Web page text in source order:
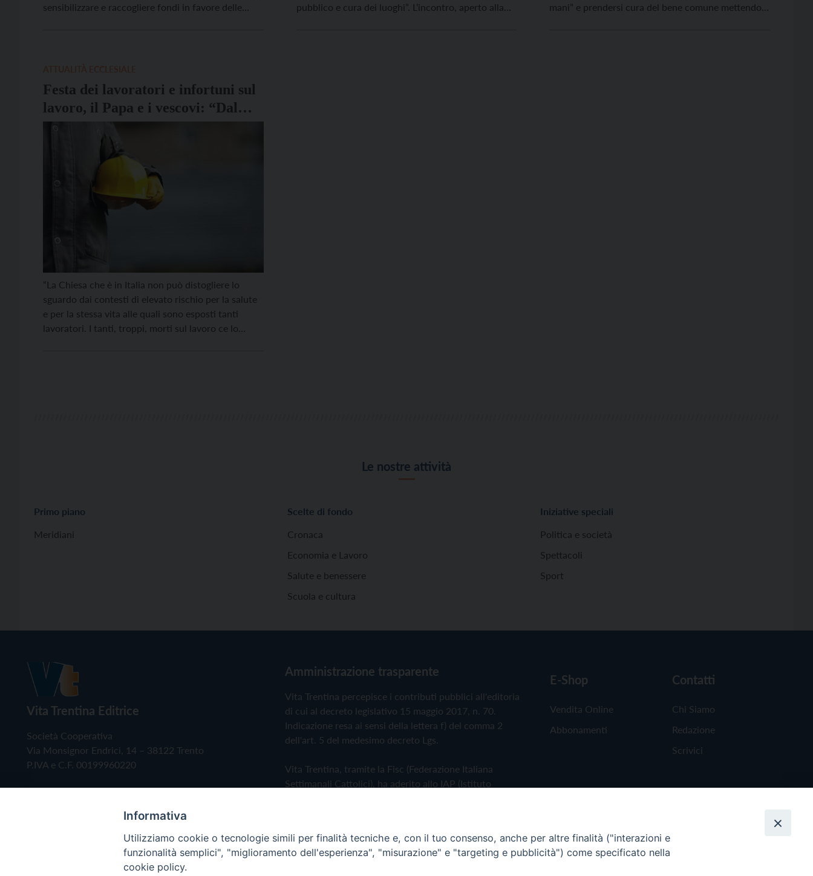
sensibilizzare e raccogliere fondi in favore delle
pubblico e cura dei luoghi”. L’incontro, aperto alla
mani” e prendersi cura del bene comune mettendo
Festa dei lavoratori e infortuni sul
lavoro, il Papa e i vescovi: “Dal
dramma alla cura”
“La Chiesa che è in Italia non può distogliere lo
sguardo dai contesti di elevato rischio per la salute
e per la stessa vita alle quali sono esposti tanti
lavoratori. I tanti, troppi, morti sul lavoro ce lo
Le nostre attività
Primo piano
Meridiani
Scelte di fondo
Cronaca
Economia e Lavoro
Salute e benessere
Scuola e cultura
Iniziative speciali
Politica e società
Spettacoli
Sport
Vita Trentina Editrice
Società Cooperativa
Via Monsignor Endrici, 14 – 38122 Trento
P.IVA e C.F. 00199960220
Amministrazione trasparente
Vita Trentina percepisce i contributi pubblici all'editoria
di cui al decreto legislativo 15 maggio 2017, n. 70.
Indicazione resa ai sensi della lettera f) del comma 2
dell'art. 5 del medesimo decreto Lgs.
Vita Trentina, tramite la Fisc (Federazione Italiana
Settimanali Cattolici), ha aderito allo IAP (Istituto
Privacy Policy Cookie Policy
E-Shop
Vendita Online
Abbonamenti
Contatti
Chi Siamo
Redazione
Scrivici
Informativa
Utilizziamo cookie o tecnologie simili per finalità tecniche e, con il tuo consenso, anche per altre finalità ("interazioni e
funzionalità semplici", "miglioramento dell'esperienza", "misurazione" e "targeting e pubblicità") come specificato nella
cookie policy.